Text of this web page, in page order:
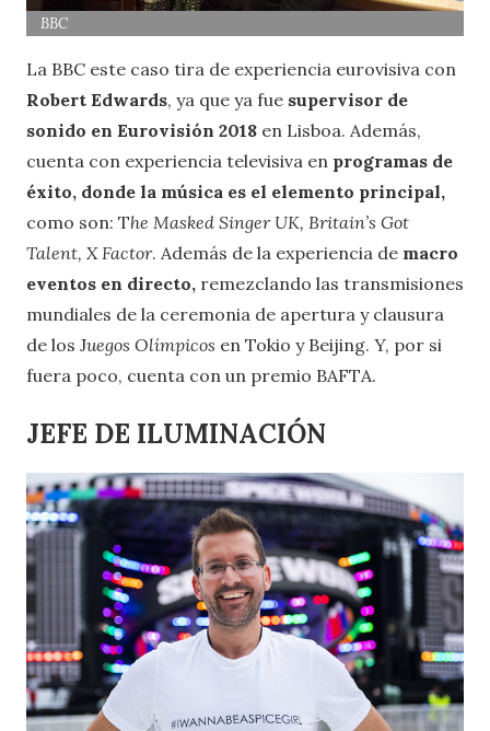
BBC
La BBC este caso tira de experiencia eurovisiva con
Robert Edwards, ya que ya fue supervisor de
sonido en Eurovisión 2018 en Lisboa. Además,
cuenta con experiencia televisiva en programas de
éxito, donde la música es el elemento principal,
como son: The Masked Singer UK, Britain’s Got
Talent, X Factor. Además de la experiencia de macro
eventos en directo, remezclando las transmisiones
mundiales de la ceremonia de apertura y clausura
de los Juegos Olímpicos en Tokio y Beijing. Y, por si
fuera poco, cuenta con un premio BAFTA.
JEFE DE ILUMINACIÓN